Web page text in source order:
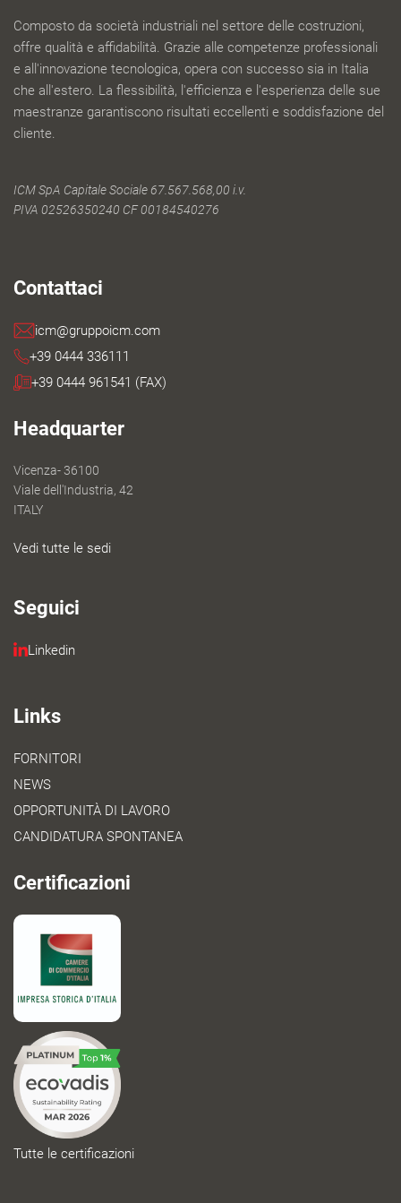
Composto da società industriali nel settore delle costruzioni,
offre qualità e affidabilità. Grazie alle competenze professionali
e all'innovazione tecnologica, opera con successo sia in Italia
che all'estero. La flessibilità, l'efficienza e l'esperienza delle sue
maestranze garantiscono risultati eccellenti e soddisfazione del
cliente.
ICM SpA Capitale Sociale 67.567.568,00 i.v.
PIVA 02526350240 CF 00184540276
Contattaci
icm@gruppoicm.com
+39 0444 336111
+39 0444 961541 (FAX)
Headquarter
Vicenza- 36100
Viale dell'Industria, 42
ITALY
Vedi tutte le sedi
Seguici
Linkedin
Links
FORNITORI
NEWS
OPPORTUNITÀ DI LAVORO
CANDIDATURA SPONTANEA
Certificazioni
Tutte le certificazioni